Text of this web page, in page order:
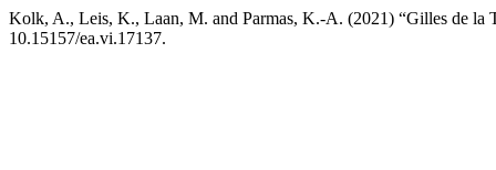
Kolk, A., Leis, K., Laan, M. and Parmas, K.-A. (2021) “Gilles de la
10.15157/ea.vi.17137.